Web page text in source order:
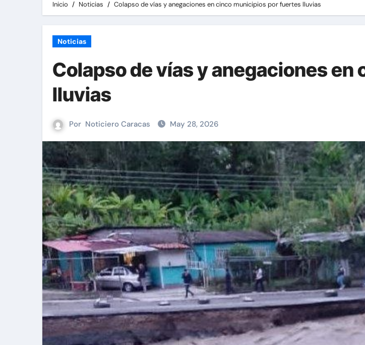
Inicio Noticias Colapso de vías y anegaciones en cinco municipios por fuertes lluvias
Noticias
Colapso de vías y anegaciones
lluvias
Por Noticiero Caracas May 28, 2026